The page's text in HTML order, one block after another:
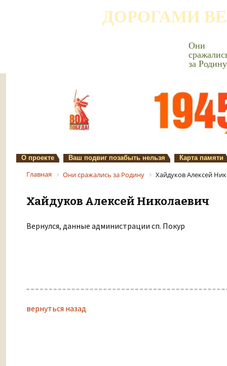
ДОРОГАМИ
Они
за Родину
О проекте Ваш подвиг позабыть нельзя Карта памяти
Главная Они сражались за Родину Хайдуков Алексей
Хайдуков Алексей Николаевич
Вернулся, данные администрации сп. Покур
вернуться назад